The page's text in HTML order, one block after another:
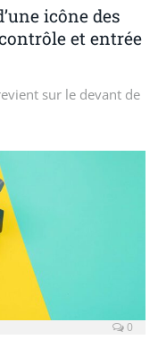
icône des
et entrée
sur le devant de
0